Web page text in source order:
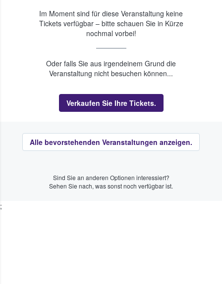
Im Moment sind für diese Veranstaltung keine
Tickets verfügbar – bitte schauen Sie in Kürze
nochmal vorbei!
Oder falls Sie aus irgendeinem Grund die
Veranstaltung nicht besuchen können...
Verkaufen Sie Ihre Tickets.
Alle bevorstehenden Veranstaltungen anzeigen.
Sind Sie an anderen Optionen interessiert?
Sehen Sie nach, was sonst noch verfügbar ist.
;